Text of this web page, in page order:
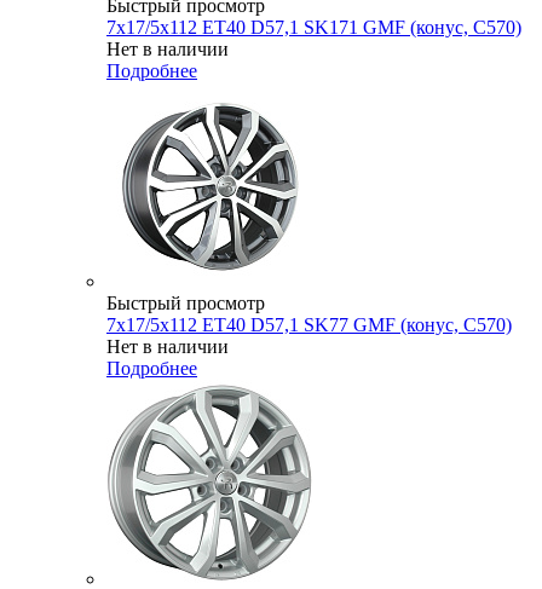
Быстрый просмотр
7x17/5x112 ET40 D57,1 SK171 GMF (конус, C570)
Нет в наличии
Подробнее
Быстрый просмотр
7x17/5x112 ET40 D57,1 SK77 GMF (конус, C570)
Нет в наличии
Подробнее